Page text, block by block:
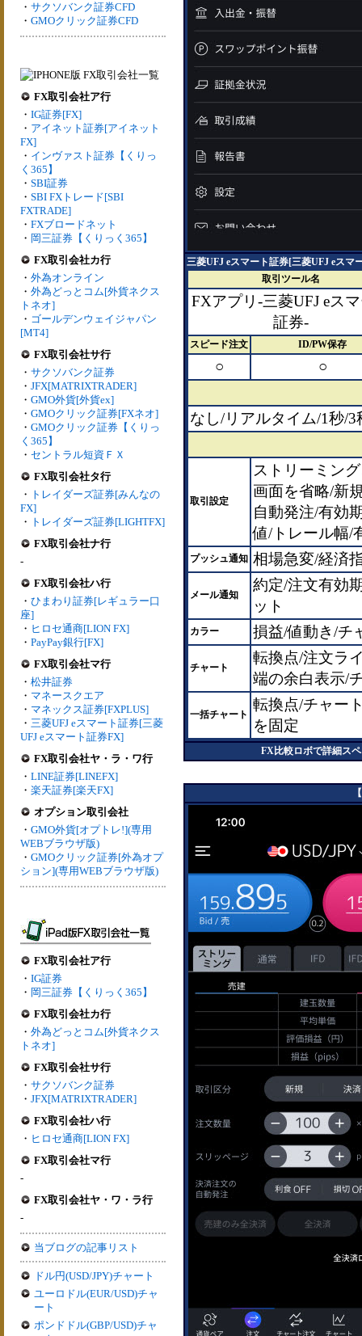
・ サクソバンク証券CFD
・ GMOクリック証券CFD
FX取引会社ア行
・ IG証券[FX]
・ アイネット証券[アイネット
FX]
・ インヴァスト証券【くりっ
く365】
・ SBI証券
・ SBI FXトレード[SBI
FXTRADE]
・ FXブロードネット
・ 岡三証券【くりっく365】
FX取引会社カ行
・ 外為オンライン
・ 外為どっとコム[外貨ネクス
トネオ]
・ ゴールデンウェイジャパン
[MT4]
FX取引会社サ行
・ サクソバンク証券
・ JFX[MATRIXTRADER]
・ GMO外貨[外貨ex]
・ GMOクリック証券[FXネオ]
・ GMOクリック証券【くりっ
く365】
・ セントラル短資ＦＸ
FX取引会社タ行
・ トレイダーズ証券[みんなの
FX]
・ トレイダーズ証券[LIGHTFX]
FX取引会社ナ行
-
FX取引会社ハ行
・ ひまわり証券[レギュラー口
座]
・ ヒロセ通商[LION FX]
・ PayPay銀行[FX]
FX取引会社マ行
・ 松井証券
・ マネースクエア
・ マネックス証券[FXPLUS]
・ 三菱UFJ eスマート証券[三菱
UFJ eスマート証券FX]
FX取引会社ヤ・ラ・ワ行
・ LINE証券[LINEFX]
・ 楽天証券[楽天FX]
オプション取引会社
・ GMO外貨[オプトレ!](専用
WEBブラウザ版)
・ GMOクリック証券[外為オプ
ション](専用WEBブラウザ版)
FX取引会社ア行
・ IG証券
・ 岡三証券【くりっく365】
FX取引会社カ行
・ 外為どっとコム[外貨ネクス
トネオ]
FX取引会社サ行
・ サクソバンク証券
・ JFX[MATRIXTRADER]
FX取引会社ハ行
・ ヒロセ通商[LION FX]
FX取引会社マ行
-
FX取引会社ヤ・ワ・ラ行
-
当ブログの記事リスト
ドル円(USD/JPY)チャート
ユーロドル(EUR/USD)チャ
ート
ポンドドル(GBP/USD)チャ
三菱UFJ eスマート証券[三菱UFJ eスマ
取引ツール名
FXアプリ-三菱UFJ eス
証券-
スピード注文 ID/PW保存
○ ○
なし/リアルタイム/1秒/
取引設定
ストリーミン
画面を省略/新
自動発注/有効
値/トレール幅/
プッシュ通知 相場急変/経済
メール通知
約定/注文有効
ット
カラー 損益/値動き/チ
チャート
転換点/注文ラ
端の余白表示/
一括チャート
転換点/チャー
を固定
FX比較ロボで詳細ス